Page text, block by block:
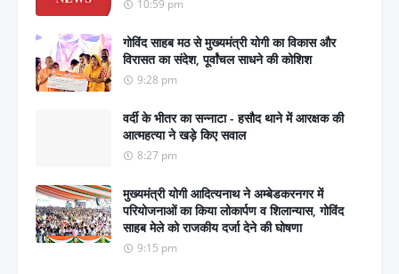
10:59 pm
गोविंद साहब मठ से मुख्यमंत्री योगी का विकास और
विरासत का संदेश, पूर्वांचल साधने की कोशिश
9:28 pm
वर्दी के भीतर का सन्नाटा - हसौद थाने में आरक्षक की
आत्महत्या ने खड़े किए सवाल
8:27 pm
मुख्यमंत्री योगी आदित्यनाथ ने अम्बेडकरनगर में
परियोजनाओं का किया लोकार्पण व शिलान्यास, गोविंद
साहब मेले को राजकीय दर्जा देने की घोषणा
9:15 pm